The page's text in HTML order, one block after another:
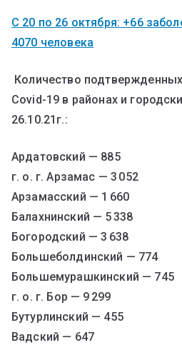
С 20 по 26 октября: +66
4070 человека
Количество
Covid-19 в районах и
26.10.21г.:
Ардатовский — 885
г. о. г. Арзамас — 3 052
Арзамасский — 1 660
Балахнинский — 5 338
Богородский — 3 638
Большеболдинский — 774
Большемурашкинский — 745
г. о. г. Бор — 9 299
Бутурлинский — 455
Вадский — 647